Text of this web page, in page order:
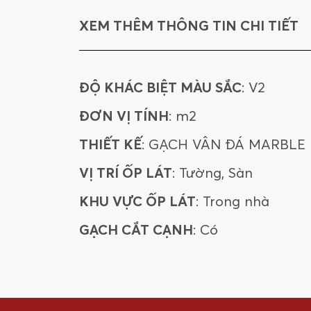
XEM THÊM THÔNG TIN CHI TIẾT
ĐỘ KHÁC BIỆT MÀU SẮC: V2
ĐƠN VỊ TÍNH: m2
THIẾT KẾ: GẠCH VÂN ĐÁ MARBLE
VỊ TRÍ ỐP LÁT: Tường, Sàn
KHU VỰC ỐP LÁT: Trong nhà
GẠCH CẮT CẠNH: Có